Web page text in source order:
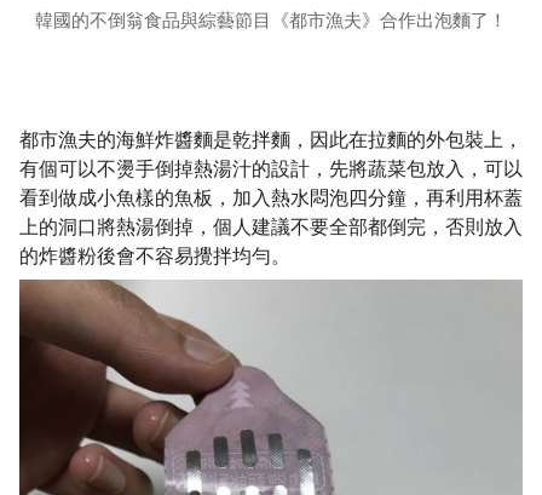
韓國的不倒翁食品與綜藝節目《都市漁夫》合作出泡麵了！
都市漁夫的海鮮炸醬麵是乾拌麵，因此在拉麵的外包裝上，
有個可以不燙手倒掉熱湯汁的設計，先將蔬菜包放入，可以
看到做成小魚樣的魚板，加入熱水悶泡四分鐘，再利用杯蓋
上的洞口將熱湯倒掉，個人建議不要全部都倒完，否則放入
的炸醬粉後會不容易攪拌均勻。